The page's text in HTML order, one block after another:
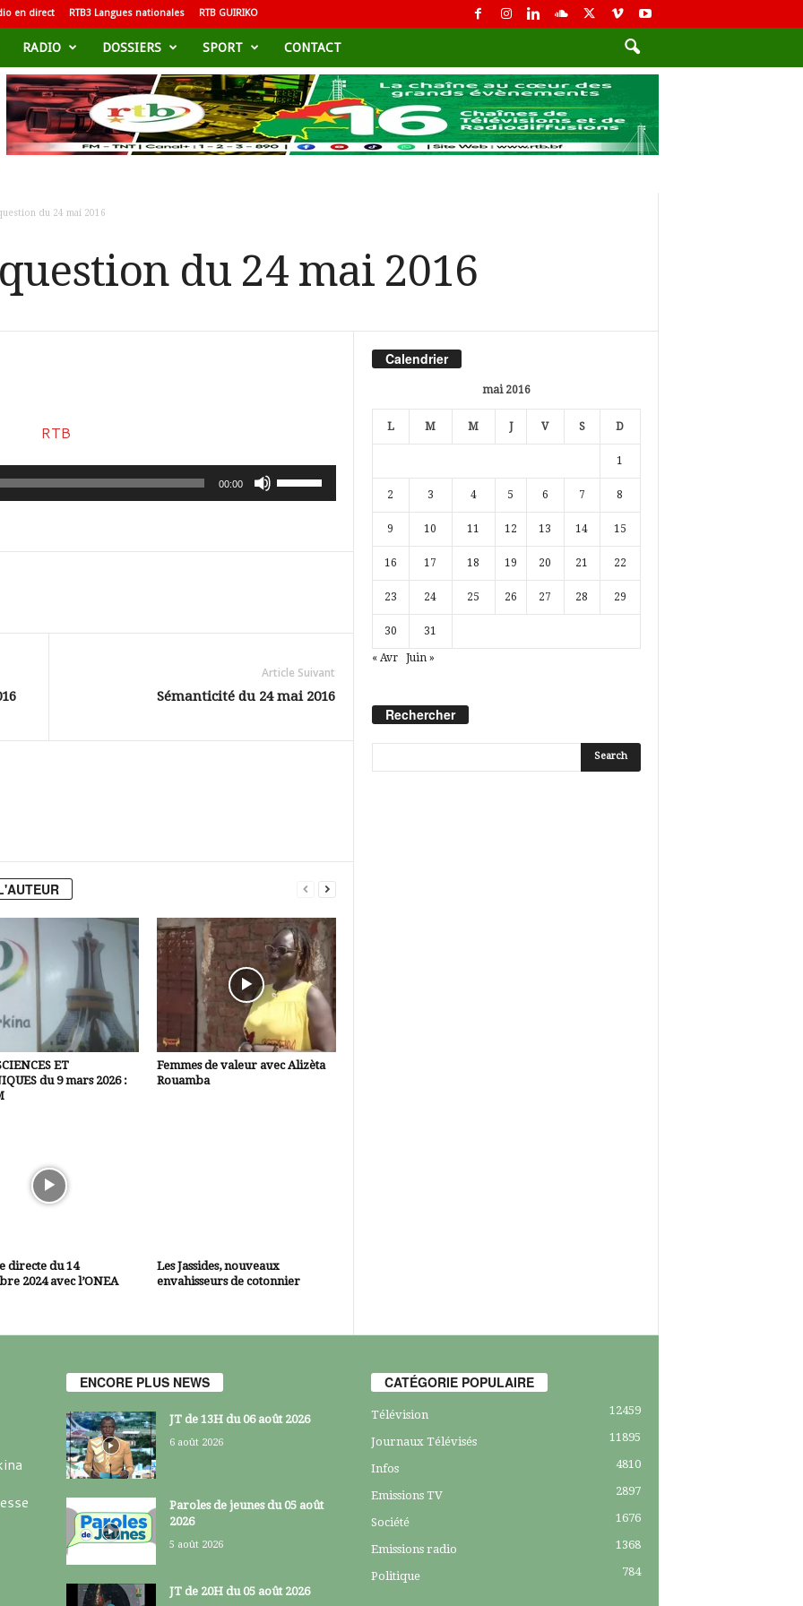
en direct RTB3 Langues nationales RTB GUIRIKO
RADIO DOSSIERS SPORT CONTACT
du 24 mai 2016
du 24 mai 2016
00:00
Utilisez
les
ou
diminuer
le
Article Suivant
Sémanticité du 24 mai 2016
ET
du 9 mars 2026 :
Femmes de valeur avec Alizèta
Rouamba
directe du 14
2024 avec l’ONEA
Les Jassides, nouveaux
envahisseurs de cotonnier
Calendrier
mai 2016
L M M J V S D
1
2 3 4 5 6 7 8
9 10 11 12 13 14 15
16 17 18 19 20 21 22
23 24 25 26 27 28 29
30 31
« Avr Juin »
Rechercher
ENCORE PLUS NEWS
JT de 13H du 06 août 2026
6 août 2026
Paroles de jeunes du 05 août
2026
5 août 2026
JT de 20H du 05 août 2026
CATÉGORIE POPULAIRE
Télévision 12459
Journaux Télévisés 11895
Infos 4810
Emissions TV 2897
Société 1676
Emissions radio 1368
Politique 784